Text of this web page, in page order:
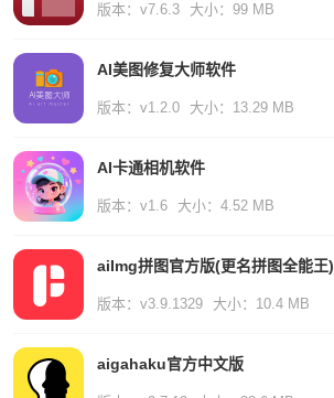
版本：v7.6.3 大小：99 MB
AI美图修复大师软件
版本：v1.2.0 大小：13.29 MB
AI卡通相机软件
版本：v1.6 大小：4.52 MB
aiImg拼图官方版(更名拼图全能王)
版本：v3.9.1329 大小：10.4 MB
aigahaku官方中文版